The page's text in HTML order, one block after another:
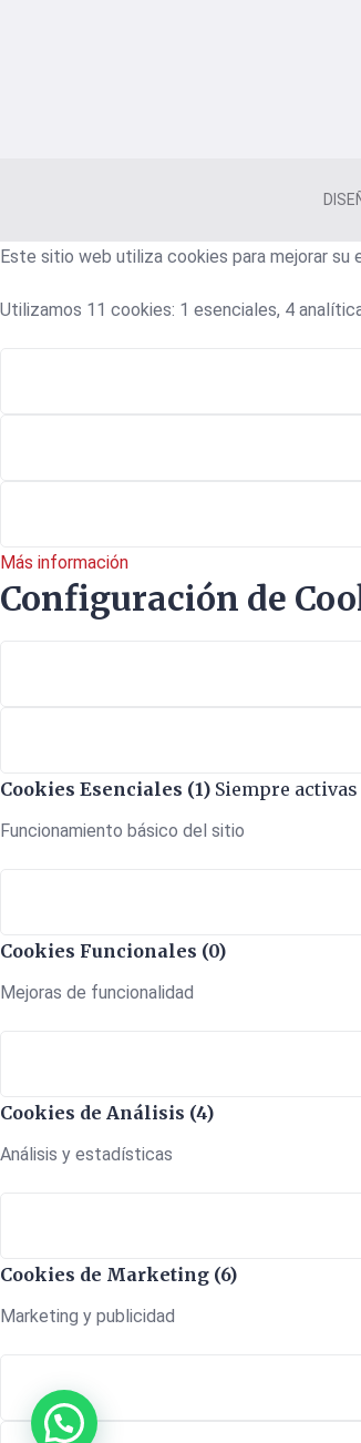
Este sitio web utiliza cookies para mejorar su
Utilizamos 11 cookies: 1 esenciales, 4
Más información
Configuración de
Cookies Esenciales (1) Siempre activas
Funcionamiento básico del sitio
Cookies Funcionales (0)
Mejoras de funcionalidad
Cookies de Análisis (4)
Análisis y estadísticas
Cookies de Marketing (6)
Marketing y publicidad